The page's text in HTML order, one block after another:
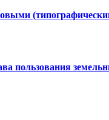
пользования